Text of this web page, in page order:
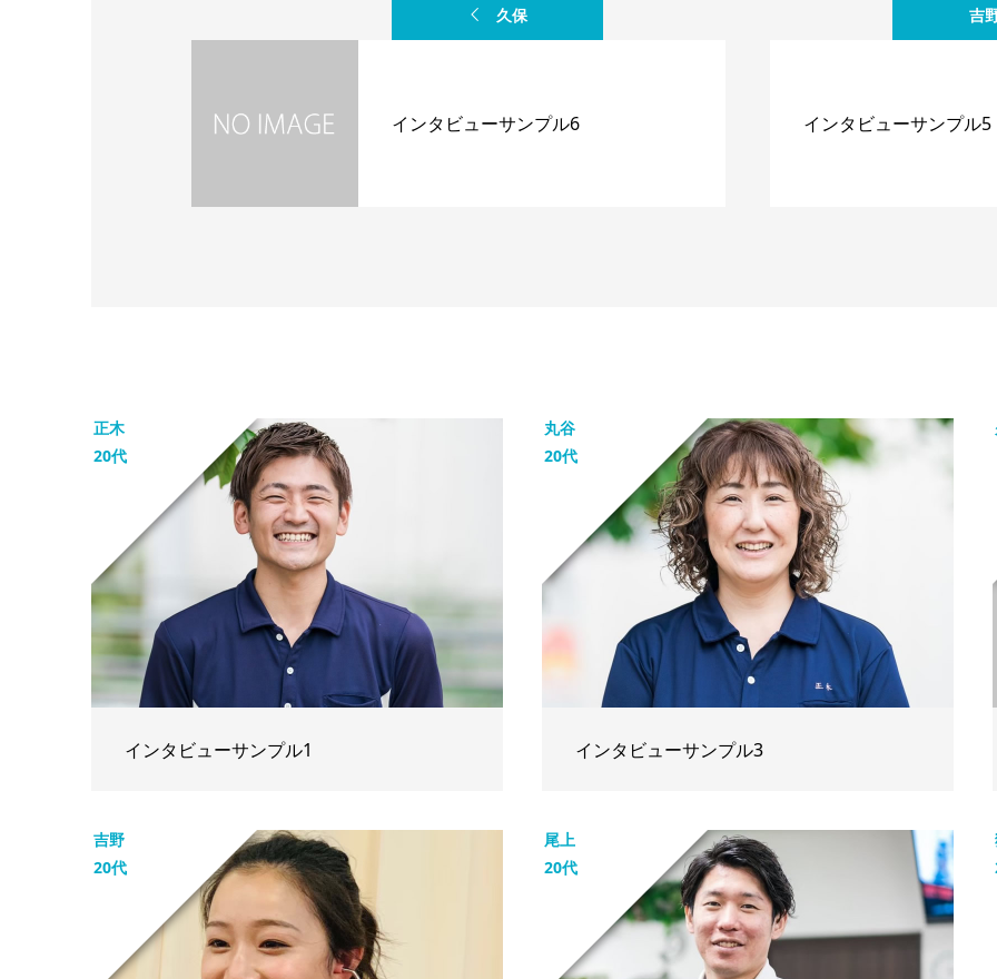
久保
インタビューサンプル6
吉
インタビューサンプル5
正木
20代
インタビューサンプル1
丸谷
20代
インタビューサンプル3
吉野
20代
尾上
20代